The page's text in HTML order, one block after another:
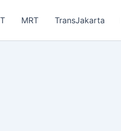
MRT TransJakarta